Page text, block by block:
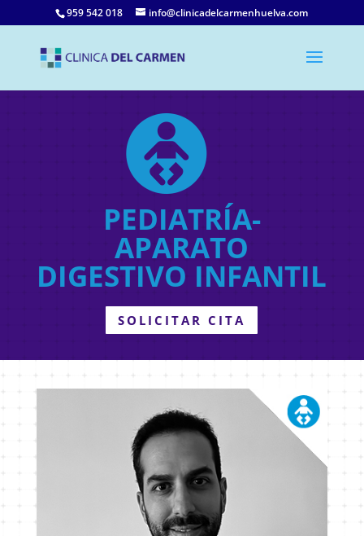
959 542 018 info@clinicadelcarmenhuelva.com
PEDIATRÍA-
APARATO
DIGESTIVO INFANTIL
SOLICITAR CITA